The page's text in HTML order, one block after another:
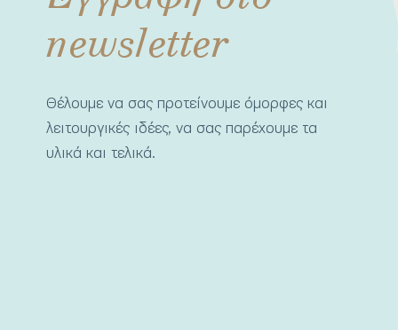
newsletter
Θέλουμε να σας προτείνουμε όμορφες και
λειτουργικές ιδέες, να σας παρέχουμε τα
υλικά και τελικά.